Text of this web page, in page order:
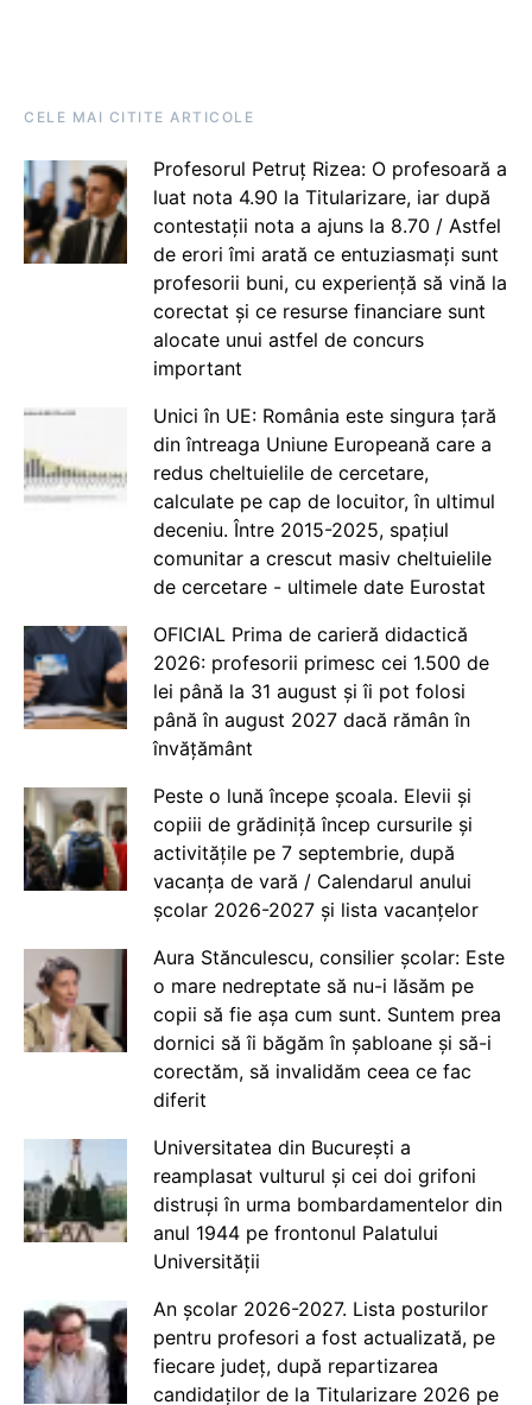
CELE MAI CITITE ARTICOLE
Profesorul Petruț Rizea: O profesoară a
luat nota 4.90 la Titularizare, iar după
contestații nota a ajuns la 8.70 / Astfel
de erori îmi arată ce entuziasmați sunt
profesorii buni, cu experiență să vină la
corectat și ce resurse financiare sunt
alocate unui astfel de concurs
important
Unici în UE: România este singura țară
din întreaga Uniune Europeană care a
redus cheltuielile de cercetare,
calculate pe cap de locuitor, în ultimul
deceniu. Între 2015-2025, spațiul
comunitar a crescut masiv cheltuielile
de cercetare - ultimele date Eurostat
OFICIAL Prima de carieră didactică
2026: profesorii primesc cei 1.500 de
lei până la 31 august și îi pot folosi
până în august 2027 dacă rămân în
învățământ
Peste o lună începe școala. Elevii și
copiii de grădiniță încep cursurile și
activitățile pe 7 septembrie, după
vacanța de vară / Calendarul anului
școlar 2026-2027 și lista vacanțelor
Aura Stănculescu, consilier școlar: Este
o mare nedreptate să nu-i lăsăm pe
copii să fie așa cum sunt. Suntem prea
dornici să îi băgăm în șabloane și să-i
corectăm, să invalidăm ceea ce fac
diferit
Universitatea din București a
reamplasat vulturul și cei doi grifoni
distruși în urma bombardamentelor din
anul 1944 pe frontonul Palatului
Universității
An școlar 2026-2027. Lista posturilor
pentru profesori a fost actualizată, pe
fiecare județ, după repartizarea
candidaților de la Titularizare 2026 pe